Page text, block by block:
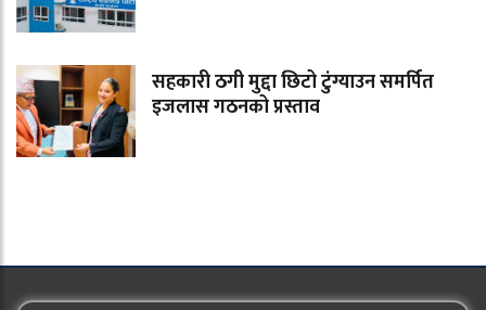
सहकारी ठगी मुद्दा छिटो टुंग्याउन समर्पित
इजलास गठनको प्रस्ताव